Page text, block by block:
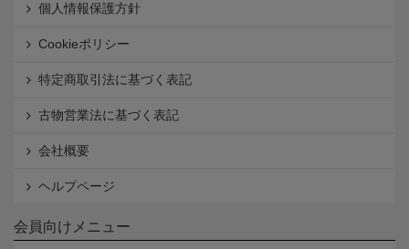
個人情報保護方針
Cookieポリシー
特定商取引法に基づく表記
古物営業法に基づく表記
会社概要
ヘルプページ
会員向けメニュー